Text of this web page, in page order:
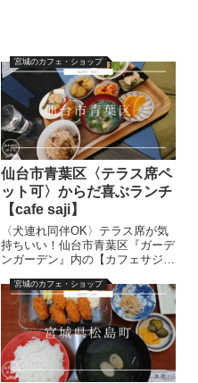
宮城のカフェ・ショップ
仙台市青葉区〈テラス席ペ
ット可〉からだ喜ぶランチ
【cafe saji】
〈犬連れ同伴OK〉テラス席が気
持ちいい！仙台市青葉区『ガーデ
ンガーデン』内の【カフェサジ】
んでいる皆さまへ飼い主です今回
は【cafe saji】のご紹介です！お
散歩した後にこちらのカフェへ寄
りました。飼い主です...
宮城のカフェ・ショップ